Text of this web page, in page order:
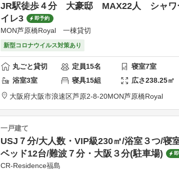
JR駅徒歩４分 大豪邸 MAX22人 シャワ
イレ3
即予約
MON芦原橋Royal 一棟貸切
新型コロナウイルス対策あり
丸ごと貸切 定員15名 寝室7室
浴室3室 寝具15組 広さ238.25㎡
大阪府大阪市浪速区芦原2-8-20MON芦原橋Royal
一戸建て
USJ７分/大人数・VIP級230㎡/浴室３つ/寝
ベッド12台/難波７分・大阪３分(駐車場)
CR-Residence福島